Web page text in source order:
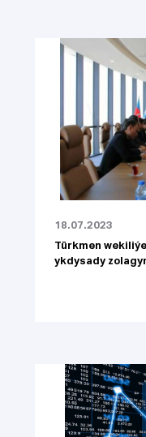
18.07.2023
Türkmen
ykdysady